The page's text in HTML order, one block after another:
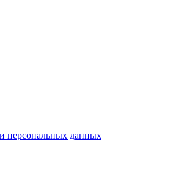
персональных данных